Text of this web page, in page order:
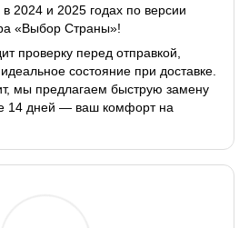
2024 и 2025 годах по версии
«Выбор Страны»!
проверку перед отправкой,
состояние при доставке.
мы предлагаем быструю замену
14 дней — ваш комфорт на